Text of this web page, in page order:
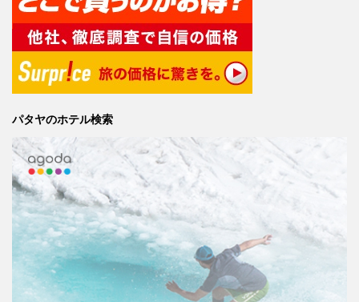
パタヤのホテル検索